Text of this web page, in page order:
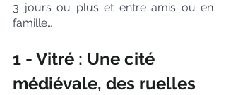
3 jours ou plus et entre amis ou en
famille…
1 - Vitré : Une cité
médiévale, des ruelles